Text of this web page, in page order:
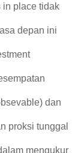
in place tidak
depan ini
dan
proksi tunggal
mengukur